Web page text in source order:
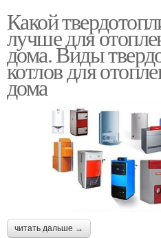
Какой
лучше для
дома. Виды
котлов для
дома
читать дальше →